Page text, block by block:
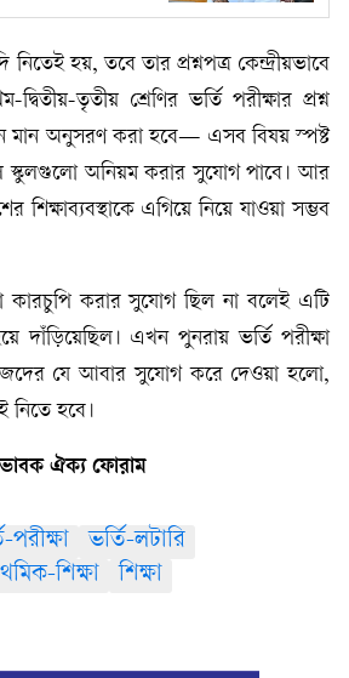
নিতেই হয়, তবে তার প্রশ্নপত্র কেন্দ্রীয়ভাবে
তৃতীয় শ্রেণির ভর্তি পরীক্ষার প্রশ্ন
মান অনুসরণ করা হবে— এসব বিষয় স্পষ্ট
স্কুলগুলো অনিয়ম করার সুযোগ পাবে। আর
শিক্ষাব্যবস্থাকে এগিয়ে নিয়ে যাওয়া সম্ভব
কারচুপি করার সুযোগ ছিল না বলেই এটি
দাঁড়িয়েছিল। এখন পুনরায় ভর্তি পরীক্ষা
যে আবার সুযোগ করে দেওয়া হলো,
নিতে হবে।
ঐক্য ফোরাম
পরীক্ষা
ভর্তি-লটারি
শিক্ষা শিক্ষা